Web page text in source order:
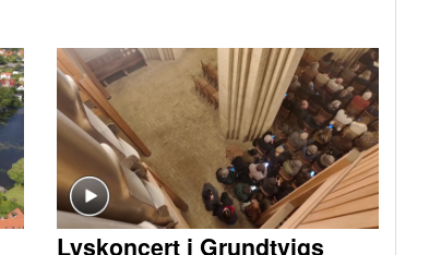
Lyskoncert i Grundtvigs